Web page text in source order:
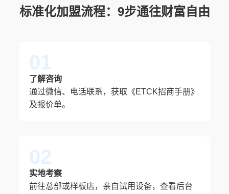
标准化加盟流程：9步通往财富自由
01
了解咨询
通过微信、电话联系，获取《ETCK招商手册》
及报价单。
02
实地考察
前往总部或样板店，亲自试用设备，查看后台